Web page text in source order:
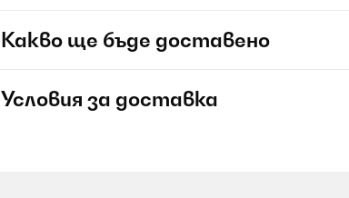
Какво ще бъде доставено
Условия за доставка